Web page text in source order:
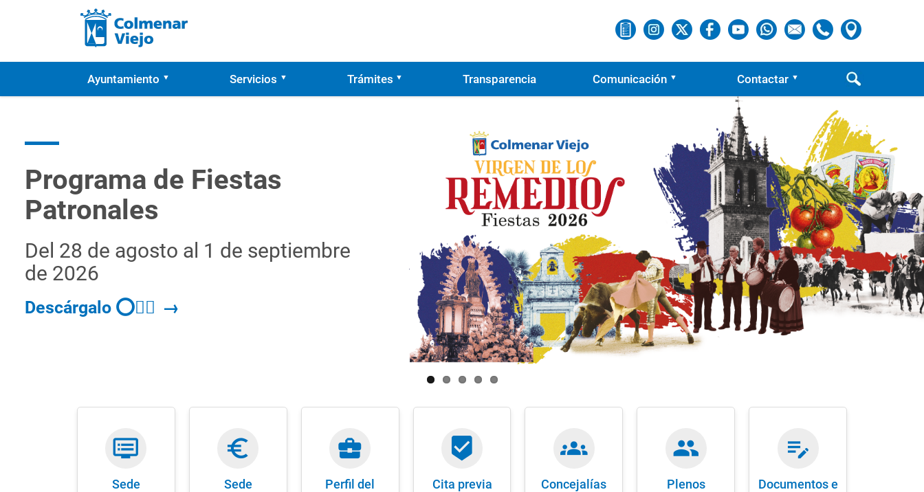
Ayuntamiento Servicios Trámites Transparencia Comunicación Contactar
Programa de Fiestas
Patronales
Del 28 de agosto al 1 de septiembre
de 2026
Descárgalo ⭕👈🏻
dvr
Sede
euro_symbol
Sede
business_center
Perfil del
beenhere
Cita previa
groups
Concejalías
people
Plenos
edit_note
Documentos e